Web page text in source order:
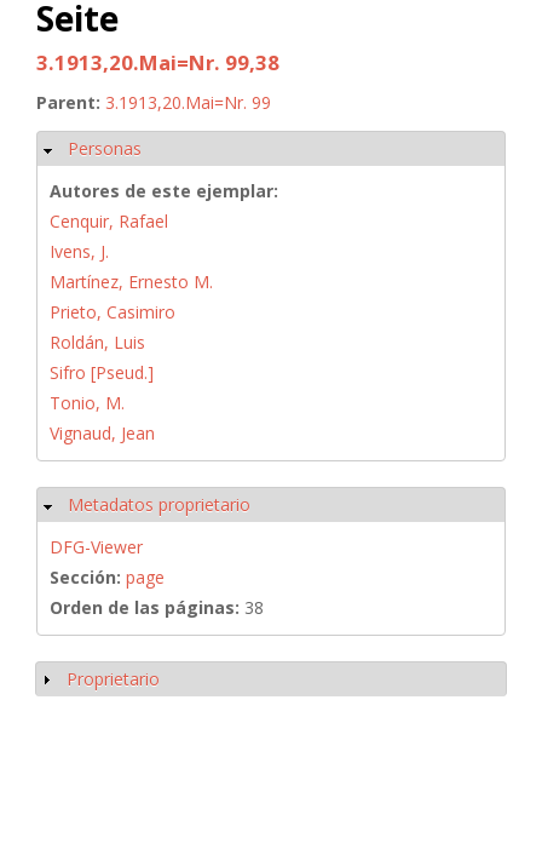
Seite
3.1913,20.Mai=Nr. 99,38
Parent: 3.1913,20.Mai=Nr. 99
Ocultar
Personas
Autores de este ejemplar:
Cenquir, Rafael
Ivens, J.
Martínez, Ernesto M.
Prieto, Casimiro
Roldán, Luis
Sifro [Pseud.]
Tonio, M.
Vignaud, Jean
Ocultar
Metadatos proprietario
DFG-Viewer
Sección: page
Orden de las páginas: 38
Mostrar
Proprietario